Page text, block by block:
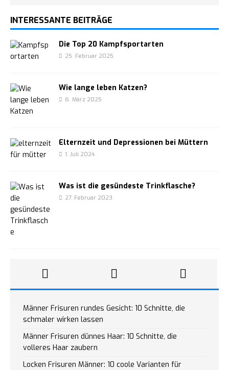
INTERESSANTE BEITRÄGE
Die Top 20 Kampfsportarten
25. Februar 2025
Wie lange leben Katzen?
6. März 2025
Elternzeit und Depressionen bei Müttern
1. Juli 2024
Was ist die gesündeste Trinkflasche?
27. Februar 2023
Männer Frisuren rundes Gesicht: 10 Schnitte, die
schmaler wirken lassen
Männer Frisuren dünnes Haar: 10 Schnitte, die
volleres Haar zaubern
Locken Frisuren Männer: 10 coole Varianten für